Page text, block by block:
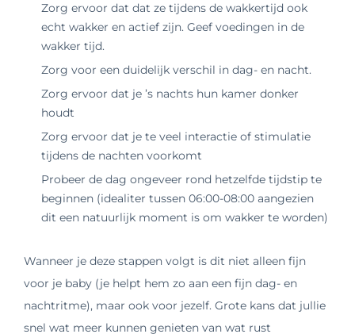
Zorg ervoor dat dat ze tijdens de wakkertijd ook
echt wakker en actief zijn. Geef voedingen in de
wakker tijd.
Zorg voor een duidelijk verschil in dag- en nacht.
Zorg ervoor dat je ’s nachts hun kamer donker
houdt
Zorg ervoor dat je te veel interactie of stimulatie
tijdens de nachten voorkomt
Probeer de dag ongeveer rond hetzelfde tijdstip te
beginnen (idealiter tussen 06:00-08:00 aangezien
dit een natuurlijk moment is om wakker te worden)
Wanneer je deze stappen volgt is dit niet alleen fijn
voor je baby (je helpt hem zo aan een fijn dag- en
nachtritme), maar ook voor jezelf. Grote kans dat jullie
snel wat meer kunnen genieten van wat rust